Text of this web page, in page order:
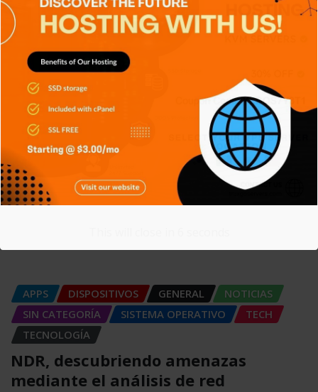
Event-Driven Architecture,
construyendo sistemas
Carlos Conde
APPS
NOTICIAS
SERIES
SERVICIOS DE TRANSMISIÓN
TECNOLOGÍA
FinSecOps, integrando seguridad
financiera y operaciones
APPS DISPOSITIVOS GENERAL
NOTICIAS
SIN CATEGORÍA
SISTEMA OPERATIVO
TECH
TECNOLOGÍA
NDR, descubriendo amenazas
mediante el análisis de red